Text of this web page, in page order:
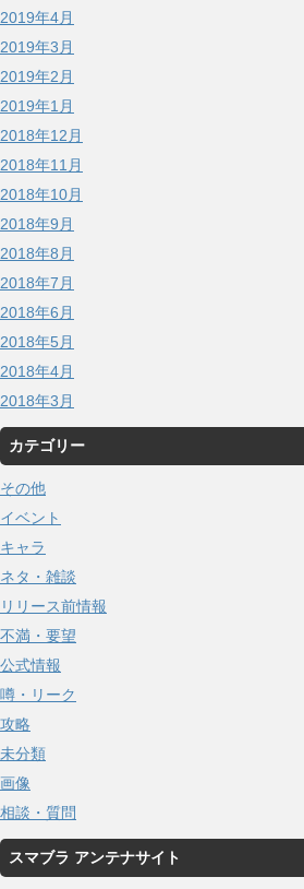
2019年4月
2019年3月
2019年2月
2019年1月
2018年12月
2018年11月
2018年10月
2018年9月
2018年8月
2018年7月
2018年6月
2018年5月
2018年4月
2018年3月
カテゴリー
その他
イベント
キャラ
ネタ・雑談
リリース前情報
不満・要望
公式情報
噂・リーク
攻略
未分類
画像
相談・質問
スマブラ アンテナサイト